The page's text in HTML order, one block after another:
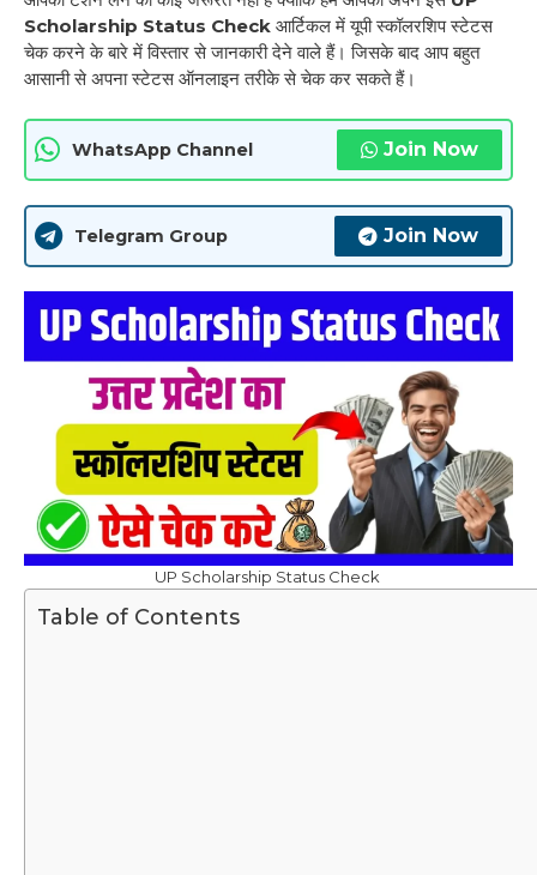
Scholarship Status Check आर्टिकल में यूपी स्कॉलरशिप स्टेटस
चेक करने के बारे में विस्तार से जानकारी देने वाले हैं। जिसके बाद आप बहुत
आसानी से अपना स्टेटस ऑनलाइन तरीके से चेक कर सकते हैं।
WhatsApp Channel Join Now
Telegram Group Join Now
UP Scholarship Status Check
Table of Contents